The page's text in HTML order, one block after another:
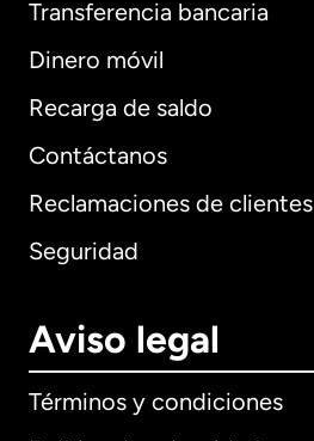
Transferencia bancaria
Dinero móvil
Recarga de saldo
Contáctanos
Reclamaciones de clientes
Seguridad
Aviso legal
Términos y condiciones